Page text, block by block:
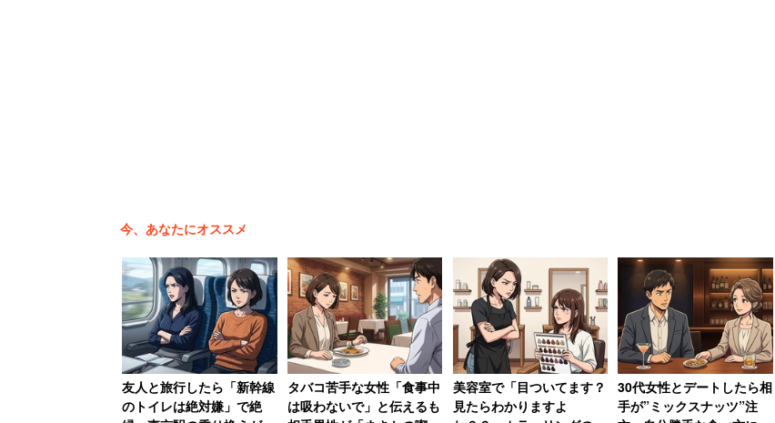
今、あなたにオススメ
友人と旅行したら「新幹線
のトイレは絶対嫌」で絶
タバコ苦手な女性「食事中
は吸わないで」と伝えるも
美容室で「目ついてます？
見たらわかりますよ
30代女性とデートしたら相
手が”ミックスナッツ”注